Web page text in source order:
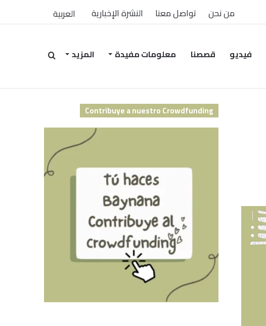
من نحن تواصل معنا النشرة الإخبارية العربية
فيديو قصصنا معلومات مفيدة المزيد بحث
Contribuye a nuestro Crowdfunding